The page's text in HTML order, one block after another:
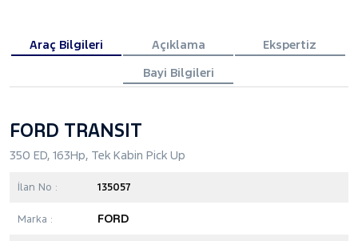
Araç Bilgileri Açıklama
Ekspertiz
Bayi Bilgileri
FORD TRANSIT
350 ED, 163Hp, Tek Kabin Pick Up
İlan No : 135057
Marka : FORD